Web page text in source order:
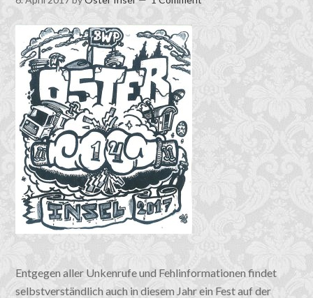
Entgegen aller Unkenrufe und Fehlinformationen findet
selbstverständlich auch in diesem Jahr ein Fest auf der